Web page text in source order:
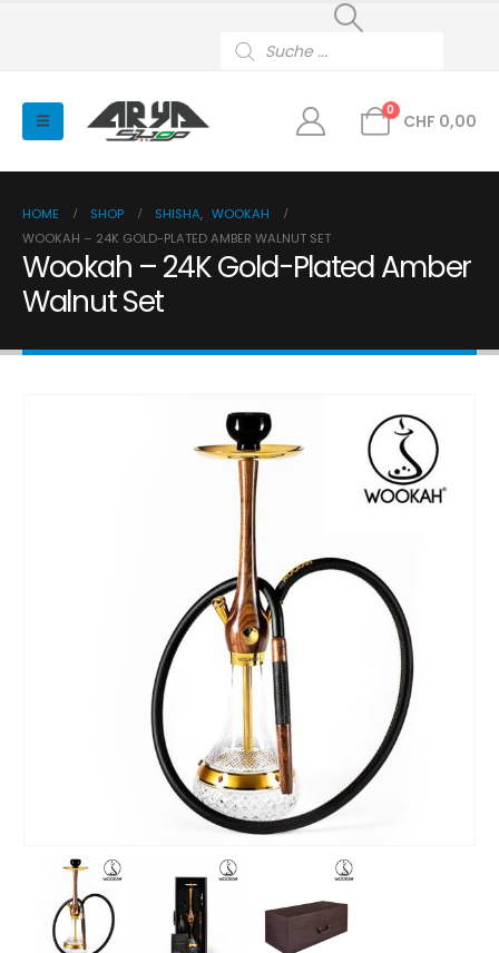
search
0
CHF 0,00
HOME SHOP SHISHA, WOOKAH
WOOKAH – 24K GOLD-PLATED AMBER WALNUT SET
Wookah – 24K Gold-Plated Amber
Walnut Set